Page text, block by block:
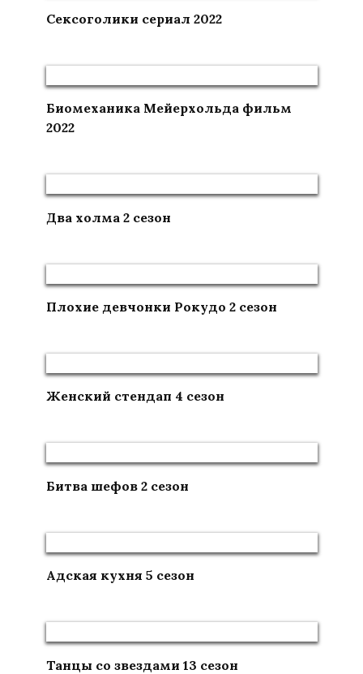
Сексоголики сериал 2022
Биомеханика Мейерхольда фильм
2022
Два холма 2 сезон
Плохие девчонки Рокудо 2 сезон
Женский стендап 4 сезон
Битва шефов 2 сезон
Адская кухня 5 сезон
Танцы со звездами 13 сезон